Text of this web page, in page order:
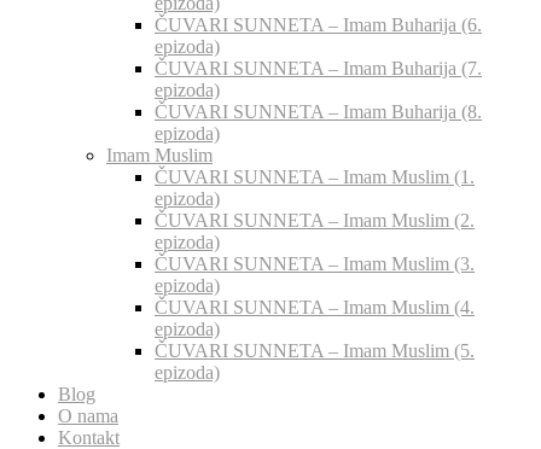
ČUVARI SUNNETA – Imam Buharija (6.
epizoda)
ČUVARI SUNNETA – Imam Buharija (7.
epizoda)
ČUVARI SUNNETA – Imam Buharija (8.
epizoda)
Imam Muslim
ČUVARI SUNNETA – Imam Muslim (1.
epizoda)
ČUVARI SUNNETA – Imam Muslim (2.
epizoda)
ČUVARI SUNNETA – Imam Muslim (3.
epizoda)
ČUVARI SUNNETA – Imam Muslim (4.
epizoda)
ČUVARI SUNNETA – Imam Muslim (5.
epizoda)
Blog
O nama
Kontakt